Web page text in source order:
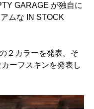
GARAGE が独自に
ムな IN STOCK
２カラーを発表。そ
ーフスキンを発表し